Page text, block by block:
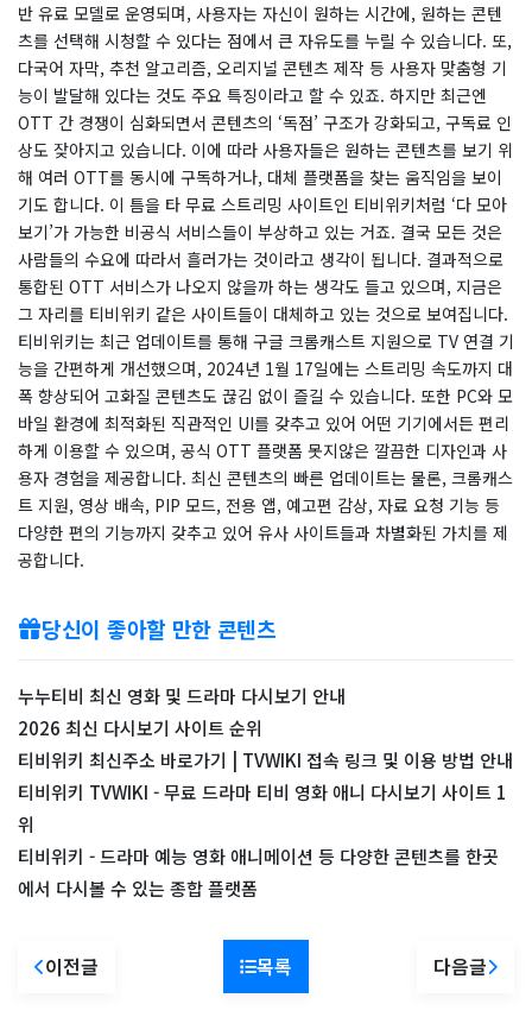
반 유료 모델로 운영되며, 사용자는 자신이 원하는 시간에, 원하는 콘텐
츠를 선택해 시청할 수 있다는 점에서 큰 자유도를 누릴 수 있습니다. 또,
다국어 자막, 추천 알고리즘, 오리지널 콘텐츠 제작 등 사용자 맞춤형 기
능이 발달해 있다는 것도 주요 특징이라고 할 수 있죠. 하지만 최근엔
OTT 간 경쟁이 심화되면서 콘텐츠의 ‘독점’ 구조가 강화되고, 구독료 인
상도 잦아지고 있습니다. 이에 따라 사용자들은 원하는 콘텐츠를 보기 위
해 여러 OTT를 동시에 구독하거나, 대체 플랫폼을 찾는 움직임을 보이
기도 합니다. 이 틈을 타 무료 스트리밍 사이트인 티비위키처럼 ‘다 모아
보기’가 가능한 비공식 서비스들이 부상하고 있는 거죠. 결국 모든 것은
사람들의 수요에 따라서 흘러가는 것이라고 생각이 됩니다. 결과적으로
통합된 OTT 서비스가 나오지 않을까 하는 생각도 들고 있으며, 지금은
그 자리를 티비위키 같은 사이트들이 대체하고 있는 것으로 보여집니다.
티비위키는 최근 업데이트를 통해 구글 크롬캐스트 지원으로 TV 연결 기
능을 간편하게 개선했으며, 2024년 1월 17일에는 스트리밍 속도까지 대
폭 향상되어 고화질 콘텐츠도 끊김 없이 즐길 수 있습니다. 또한 PC와 모
바일 환경에 최적화된 직관적인 UI를 갖추고 있어 어떤 기기에서든 편리
하게 이용할 수 있으며, 공식 OTT 플랫폼 못지않은 깔끔한 디자인과 사
용자 경험을 제공합니다. 최신 콘텐츠의 빠른 업데이트는 물론, 크롬캐스
트 지원, 영상 배속, PIP 모드, 전용 앱, 예고편 감상, 자료 요청 기능 등
다양한 편의 기능까지 갖추고 있어 유사 사이트들과 차별화된 가치를 제
공합니다.
당신이 좋아할 만한 콘텐츠
누누티비 최신 영화 및 드라마 다시보기 안내
2026 최신 다시보기 사이트 순위
티비위키 최신주소 바로가기 | TVWIKI 접속 링크 및 이용 방법 안내
티비위키 TVWIKI - 무료 드라마 티비 영화 애니 다시보기 사이트 1
위
티비위키 - 드라마 예능 영화 애니메이션 등 다양한 콘텐츠를 한곳
에서 다시볼 수 있는 종합 플랫폼
이전글 목록 다음글